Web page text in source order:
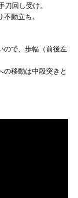
刀回し受け。
動立ち。
ので、歩幅（前後左
の移動は中段突きと